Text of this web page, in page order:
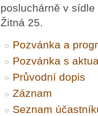
posluchárně v
Žitná 25.
Pozvánka a
Pozvánka s
Průvodní dopis
Záznam
Seznam